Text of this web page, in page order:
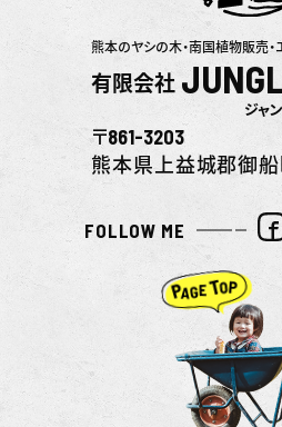
熊本のヤシの木・南国植物販売・
有限会社
ジャ
〒861-3203
熊本県上益城郡御
FOLLOW ME